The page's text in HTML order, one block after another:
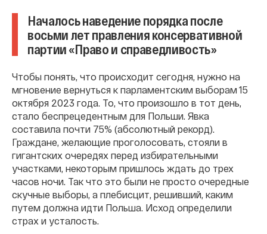
Началось наведение порядка после
восьми лет правления консервативной
партии «Право и справедливость»
Чтобы понять, что происходит сегодня, нужно на
мгновение вернуться к парламентским выборам 15
октября 2023 года. То, что произошло в тот день,
стало беспрецедентным для Польши. Явка
составила почти 75% (абсолютный рекорд).
Граждане, желающие проголосовать, стояли в
гигантских очередях перед избирательными
участками, некоторым пришлось ждать до трех
часов ночи. Так что это были не просто очередные
скучные выборы, а плебисцит, решивший, каким
путем должна идти Польша. Исход определили
страх и усталость.